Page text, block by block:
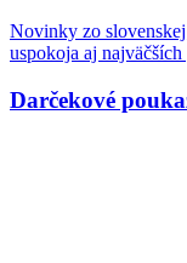
Novinky zo
uspokoja aj
Darčekové